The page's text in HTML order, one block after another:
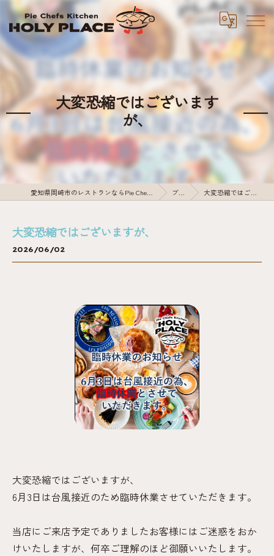
大変恐縮ではございます
が、
愛知県岡崎市のレストランならPie Chefs Kitchen HOLY PLACE ブログ 大変恐縮ではございますが、
大変恐縮ではございますが、
2026/06/02
大変恐縮ではございますが、
6月3日は台風接近のため臨時休業させていただきます。
当店にご来店予定でありましたお客様にはご迷惑をおか
けいたしますが、何卒ご理解のほど御願いいたします。